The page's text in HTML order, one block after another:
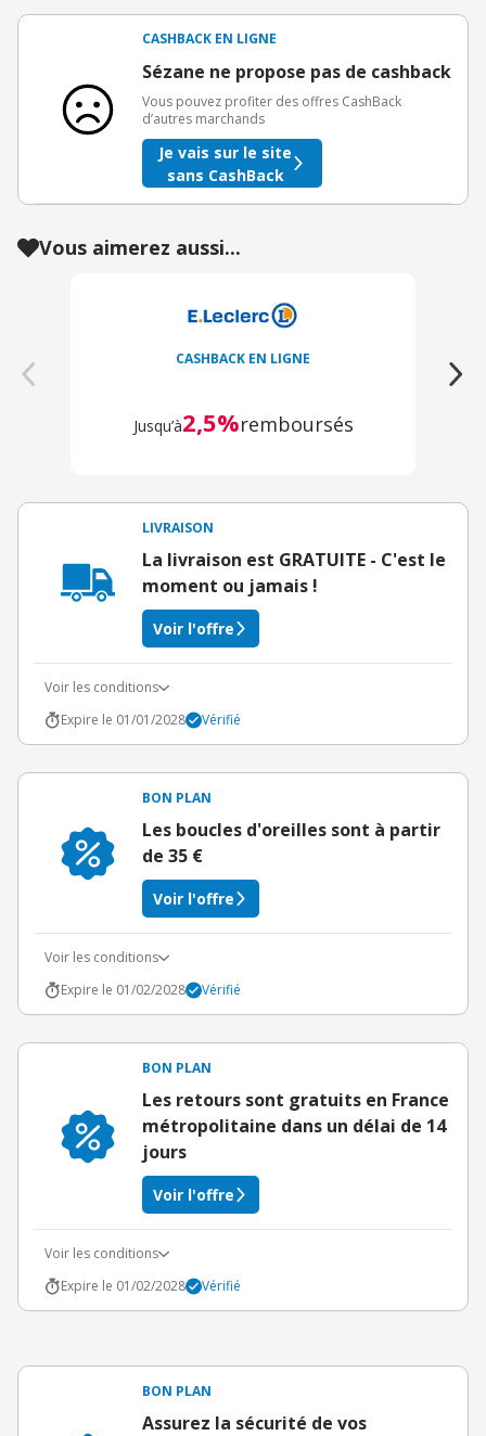
3€ de bienvenue crédités immédiatement + 1€ supplémentaire
Offre réservée à une toute première inscription chez eBuyClub.
CASHBACK EN LIGNE
Sézane ne propose pas de cashback
Vous pouvez profiter des offres CashBack
d’autres marchands
Je vais sur le site
sans CashBack
Vous aimerez aussi...
CASHBACK EN LIGNE
Jusqu’à2,5%remboursés
LIVRAISON
La livraison est GRATUITE - C'est le
moment ou jamais !
Voir l'offre
Voir les conditions
Expire le 01/01/2028
Vérifié
BON PLAN
Les boucles d'oreilles sont à partir
de 35 €
Voir l'offre
Voir les conditions
Expire le 01/02/2028
Vérifié
BON PLAN
Les retours sont gratuits en France
métropolitaine dans un délai de 14
jours
Voir l'offre
Voir les conditions
Expire le 01/02/2028
Vérifié
BON PLAN
Assurez la sécurité de vos